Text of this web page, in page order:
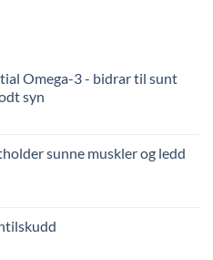
Omega-3 - bidrar til sunt
syn
sunne muskler og ledd